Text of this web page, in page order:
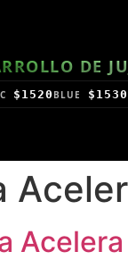
DE
$1520 BLUE $1530